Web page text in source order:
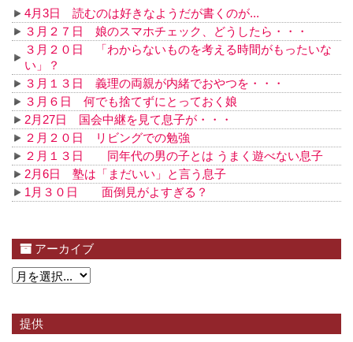
4月3日 読むのは好きなようだが書くのが...
３月２７日 娘のスマホチェック、どうしたら・・・
３月２０日 「わからないものを考える時間がもったいな
い」？
３月１３日 義理の両親が内緒でおやつを・・・
３月６日 何でも捨てずにとっておく娘
2月27日 国会中継を見て息子が・・・
２月２０日 リビングでの勉強
２月１３日 同年代の男の子とは うまく遊べない息子
2月6日 塾は「まだいい」と言う息子
1月３０日 面倒見がよすぎる？
アーカイブ
提供